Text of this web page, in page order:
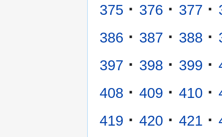
375 · 376 · 377 ·
386 · 387 · 388 ·
397 · 398 · 399 ·
408 · 409 · 410 ·
419 · 420 · 421 ·